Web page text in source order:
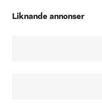
Liknande annonser